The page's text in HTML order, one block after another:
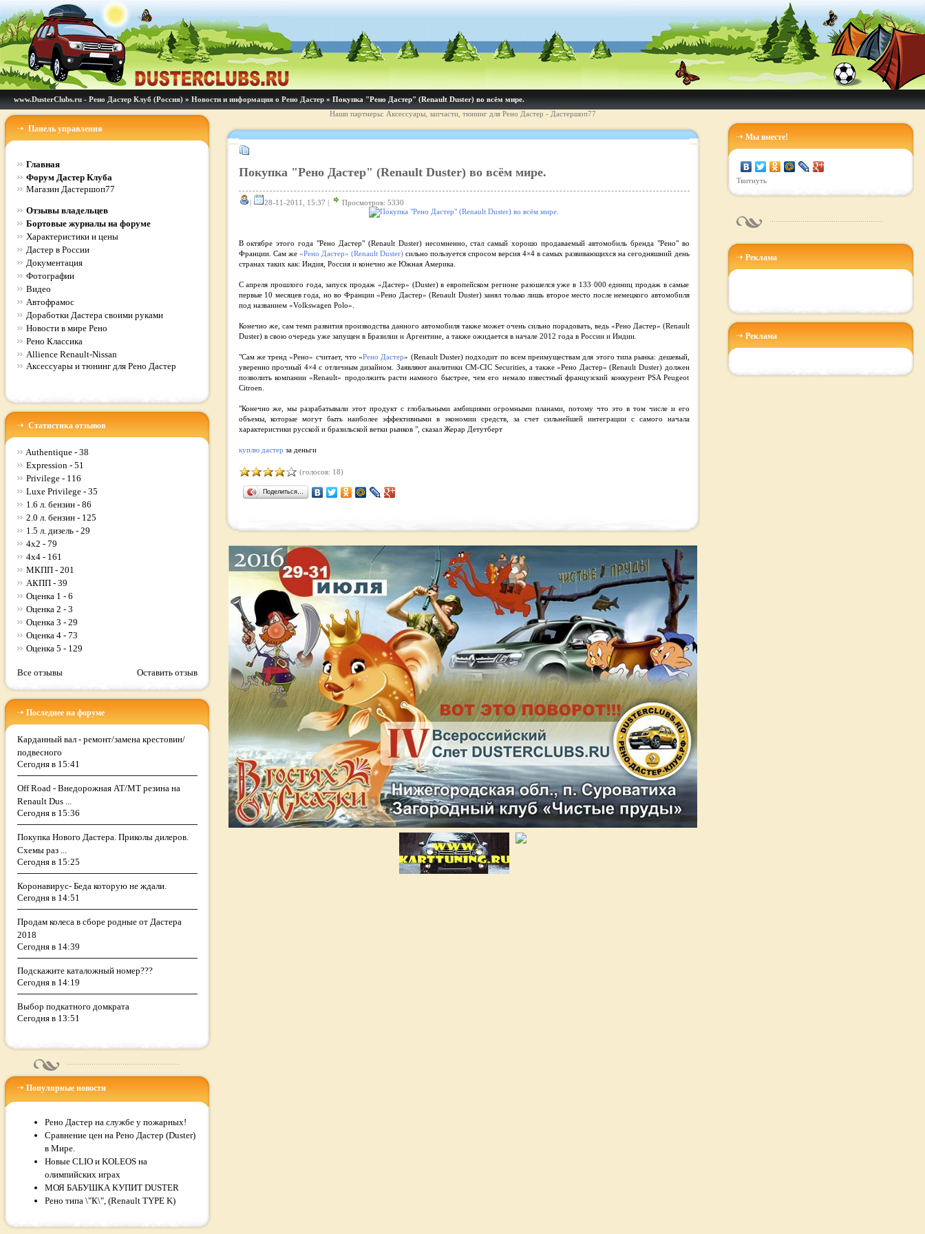
www.DusterClubs.ru - Рено Дастер Клуб (Россия) » Новости и информация о Рено Дастер » Покупка "Рено Дастер" (Renault Duster) во всём мире.
Панель управления
Главная
Форум Дастер Клуба
Магазин Дастершоп77
Отзывы владельцев
Бортовые журналы на форуме
Характеристики и цены
Дастер в России
Документация
Фотографии
Видео
Автофрамос
Доработки Дастера своими руками
Новости в мире Рено
Рено Классика
Allience Renault-Nissan
Аксессуары и тюнинг для Рено Дастер
Статистика отзывов
Authentique - 38
Expression - 51
Privilege - 116
Luxe Privilege - 35
1.6 л. бензин - 86
2.0 л. бензин - 125
1.5 л. дизель - 29
4x2 - 79
4x4 - 161
МКПП - 201
АКПП - 39
Оценка 1 - 6
Оценка 2 - 3
Оценка 3 - 29
Оценка 4 - 73
Оценка 5 - 129
Все отзывы Оставить отзыв
Последнее на форуме
Карданный вал - ремонт/замена крестовин/
подвесного
Сегодня в 15:41
Off Road - Внедорожная AT/MT резина на
Renault Dus ...
Сегодня в 15:36
Покупка Нового Дастера. Приколы дилеров.
Схемы раз ...
Сегодня в 15:25
Коронавирус- Беда которую не ждали.
Сегодня в 14:51
Продам колеса в сборе родные от Дастера
2018
Сегодня в 14:39
Подскажите каталожный номер???
Сегодня в 14:19
Выбор подкатного домкрата
Сегодня в 13:51
Популярные новости
Рено Дастер на службе у пожарных!
Сравнение цен на Рено Дастер (Duster)
в Мире.
Новые CLIO и KOLEOS на
олимпийских играх
МОЯ БАБУШКА КУПИТ DUSTER
Рено типа \"К\", (Renault TYPE K)
Наши партнеры: Аксессуары, запчасти, тюнинг для Рено Дастер - Дастершоп77
Покупка "Рено Дастер" (Renault Duster) во всём мире.
| 28-11-2011, 15:37 | Просмотров: 5330
В октябре этого года "Рено Дастер" (Renault Duster) несомненно, стал самый хорошо продаваемый автомобиль бренда "Рено" во
Франции. Сам же «Рено Дастер» (Renault Duster)сильно пользуется спросом версия 4×4 в самых развивающихся на сегодняшний день
странах таких как: Индия, Россия и конечно же Южная Америка.
С апреля прошлого года, запуск продаж «Дастер» (Duster) в европейском регионе разошелся уже в 133 000 единиц продаж в самые
первые 10 месяцев года, но во Франции «Рено Дастер» (Renault Duster) занял только лишь второе место после немецкого автомобиля
под названием «Volkswagen Polo».
Конечно же, сам темп развития производства данного автомобиля также может очень сильно порадовать, ведь «Рено Дастер» (Renault
Duster) в свою очередь уже запущен в Бразилии и Аргентине, а также ожидается в начале 2012 года в России и Индии.
"Сам же тренд «Рено» считает, что «Рено Дастер» (Renault Duster) подходит по всем преимуществам для этого типа рынка: дешевый,
уверенно прочный 4×4 с отличным дизайном. Заявляют аналитики CM-CIC Securities, а также «Рено Дастер» (Renault Duster) должен
позволить компании «Renault» продолжить расти намного быстрее, чем его немало известный французский конкурент PSA Peugeot
Citroen.
"Конечно же, мы разрабатывали этот продукт с глобальными амбициями огромными планами, потому что это в том числе и его
объемы, которые могут быть наиболее эффективными в экономии средств, за счет сильнейшей интеграции с самого начала
характеристики русской и бразильской ветки рынков ", сказал Жерар Детутберт
куплю дастер за деньги
(голосов: 18)
Поделиться…
Мы вместе!
Твитнуть
Реклама
Реклама